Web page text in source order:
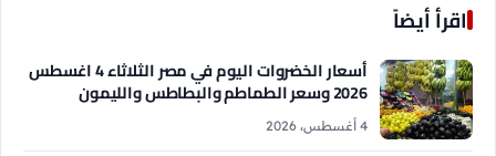
اقرأ أيضاً
أسعار الخضروات اليوم في مصر الثلاثاء 4 اغسطس
2026 وسعر الطماطم والبطاطس والليمون
4 أغسطس، 2026